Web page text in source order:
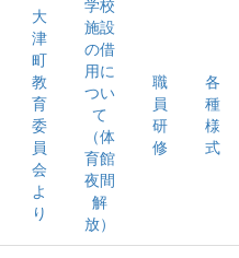
大
津
町
教
育
委
員
会
よ
り
学校
施設
の借
用に
つい
て
（体
育館
夜間
解
放）
職
員
研
修
各
種
様
式